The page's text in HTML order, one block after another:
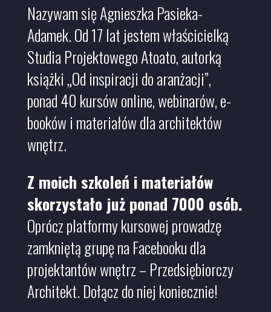
Nazywam się Agnieszka Pasieka-
Adamek. Od 17 lat jestem właścicielką
Studia Projektowego Atoato, autorką
książki „Od inspiracji do aranżacji”,
ponad 40 kursów online, webinarów, e-
booków i materiałów dla architektów
wnętrz.
Z moich szkoleń i materiałów
skorzystało już ponad 7000 osób.
Oprócz platformy kursowej prowadzę
zamkniętą grupę na Facebooku dla
projektantów wnętrz – Przedsiębiorczy
Architekt. Dołącz do niej koniecznie!